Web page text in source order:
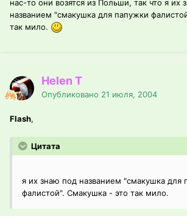
нас-то они возятся из Польши, так что я их
названием "смакушка для папужки
так мило.
Helen T
Опубликовано 21 июля, 2004
Flash,
Цитата
я их знаю под названием "смакушка для
фалистой". Смакушка - это так мило.